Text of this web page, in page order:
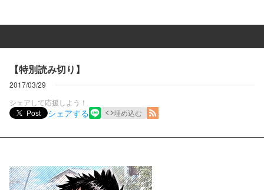
【特別読み切り】
2017/03/29
シェアして応援しよう！
Post
シェアする 埋め込む